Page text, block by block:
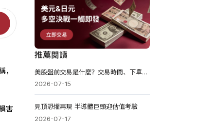
，
害
推薦閱讀
美股盤前交易是什麼？交易時間、下單規則與風險教你一次看懂
2026-07-15
見頂恐懼再現 半導體巨頭迎估值考驗
2026-07-17